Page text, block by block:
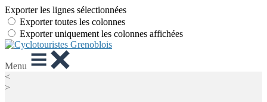
Exporter les lignes sélectionnées
Exporter toutes les colonnes
Exporter uniquement les colonnes affichées
Menu
<
>